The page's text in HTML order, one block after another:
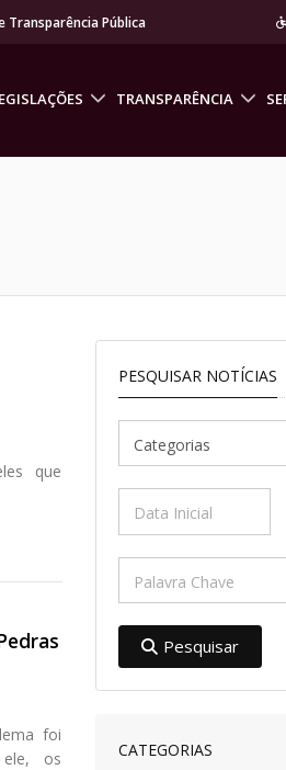
Transparência Pública
TRANSPARÊNCIA
que
foi
os
PESQUISAR NOTÍCIAS
Pesquisar
CATEGORIAS